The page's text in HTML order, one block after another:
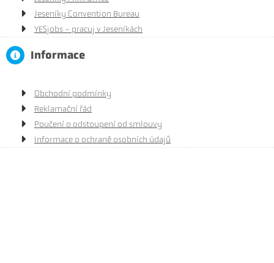
Jeseníky Convention Bureau
YESjobs - pracuj v Jeseníkách
Informace
Obchodní podmínky
Reklamační řád
Poučení o odstoupení od smlouvy
Informace o ochraně osobních údajů